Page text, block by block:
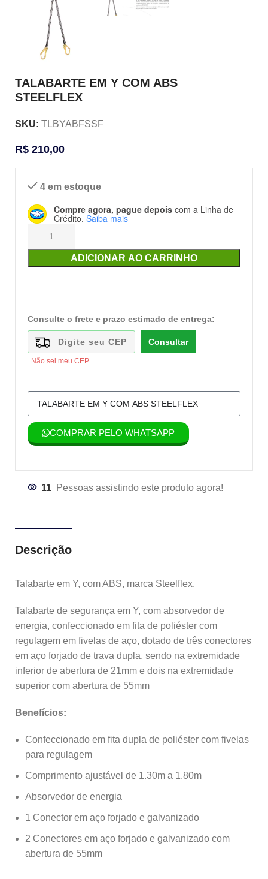
TALABARTE EM Y COM ABS
STEELFLEX
SKU: TLBYABFSSF
R$ 210,00
4 em estoque
Compre agora, pague depois com a Linha de
Crédito. Saiba mais
ADICIONAR AO CARRINHO
Consulte o frete e prazo estimado de entrega:
Consultar
Não sei meu CEP
COMPRAR PELO WHATSAPP
11 Pessoas assistindo este produto agora!
Descrição
Talabarte em Y, com ABS, marca Steelflex.
Talabarte de segurança em Y, com absorvedor de
energia, confeccionado em fita de poliéster com
regulagem em fivelas de aço, dotado de três conectores
em aço forjado de trava dupla, sendo na extremidade
inferior de abertura de 21mm e dois na extremidade
superior com abertura de 55mm
Benefícios:
Confeccionado em fita dupla de poliéster com fivelas
para regulagem
Comprimento ajustável de 1.30m a 1.80m
Absorvedor de energia
1 Conector em aço forjado e galvanizado
2 Conectores em aço forjado e galvanizado com
abertura de 55mm